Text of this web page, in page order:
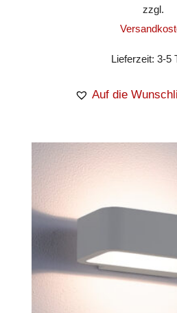
zzgl.
Lieferzeit:3-5
Auf die